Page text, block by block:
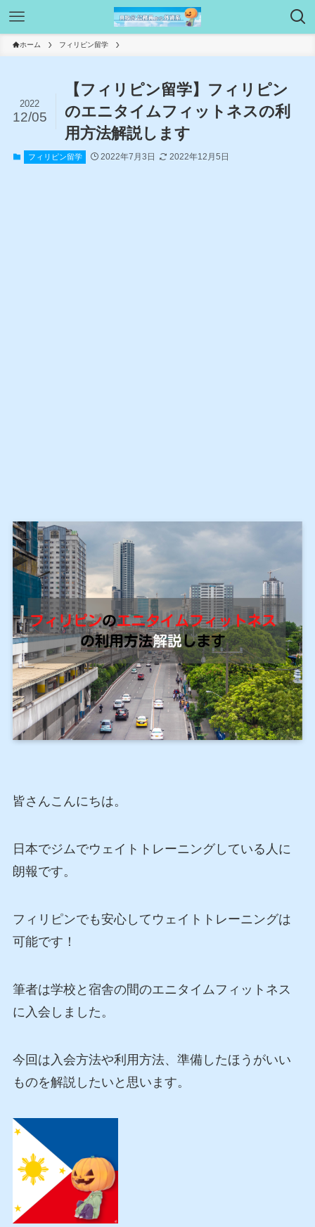
ホーム フィリピン留学
【フィリピン留学】フィリピン
のエニタイムフィットネスの利
用方法解説します
2022
12/05
フィリピン留学 2022年7月3日 2022年12月5日
皆さんこんにちは。
日本でジムでウェイトトレーニングしている人に
朗報です。
フィリピンでも安心してウェイトトレーニングは
可能です！
筆者は学校と宿舎の間のエニタイムフィットネス
に入会しました。
今回は入会方法や利用方法、準備したほうがいい
ものを解説したいと思います。